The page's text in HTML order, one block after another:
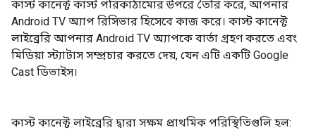
কাস্ট কানেক্ট কাস্ট পরিকাঠামোর উপরে তৈরি করে, আপনার
Android TV অ্যাপ রিসিভার হিসেবে কাজ করে। কাস্ট কানেক্ট
লাইব্রেরি আপনার Android TV অ্যাপকে বার্তা গ্রহণ করতে এবং
মিডিয়া স্ট্যাটাস সম্প্রচার করতে দেয়, যেন এটি একটি Google
Cast ডিভাইস।
কাস্ট কানেক্ট লাইব্রেরি দ্বারা সক্ষম প্রাথমিক পরিস্থিতিগুলি হল: